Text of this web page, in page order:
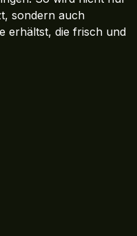
sondern auch
erhältst, die frisch und